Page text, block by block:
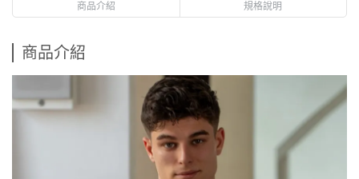
商品介紹 規格說明
商品介紹